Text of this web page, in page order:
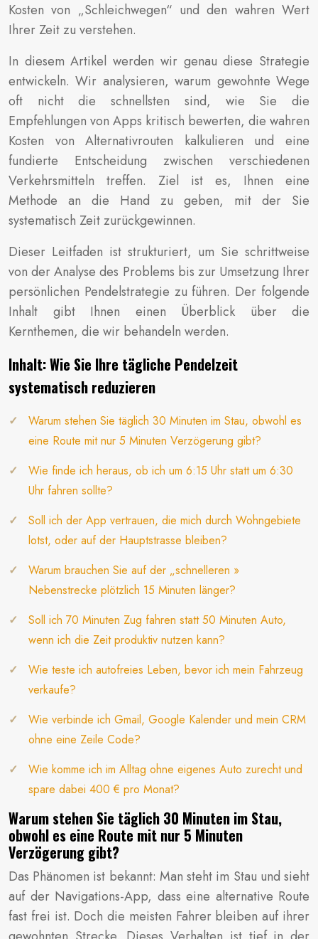
Kosten von „Schleichwegen“ und den wahren Wert
Ihrer Zeit zu verstehen.
In diesem Artikel werden wir genau diese Strategie
entwickeln. Wir analysieren, warum gewohnte Wege
oft nicht die schnellsten sind, wie Sie die
Empfehlungen von Apps kritisch bewerten, die wahren
Kosten von Alternativrouten kalkulieren und eine
fundierte Entscheidung zwischen verschiedenen
Verkehrsmitteln treffen. Ziel ist es, Ihnen eine
Methode an die Hand zu geben, mit der Sie
systematisch Zeit zurückgewinnen.
Dieser Leitfaden ist strukturiert, um Sie schrittweise
von der Analyse des Problems bis zur Umsetzung Ihrer
persönlichen Pendelstrategie zu führen. Der folgende
Inhalt gibt Ihnen einen Überblick über die
Kernthemen, die wir behandeln werden.
Inhalt: Wie Sie Ihre tägliche Pendelzeit
systematisch reduzieren
Warum stehen Sie täglich 30 Minuten im Stau, obwohl es
eine Route mit nur 5 Minuten Verzögerung gibt?
Wie finde ich heraus, ob ich um 6:15 Uhr statt um 6:30
Uhr fahren sollte?
Soll ich der App vertrauen, die mich durch Wohngebiete
lotst, oder auf der Hauptstrasse bleiben?
Warum brauchen Sie auf der „schnelleren »
Nebenstrecke plötzlich 15 Minuten länger?
Soll ich 70 Minuten Zug fahren statt 50 Minuten Auto,
wenn ich die Zeit produktiv nutzen kann?
Wie teste ich autofreies Leben, bevor ich mein Fahrzeug
verkaufe?
Wie verbinde ich Gmail, Google Kalender und mein CRM
ohne eine Zeile Code?
Wie komme ich im Alltag ohne eigenes Auto zurecht und
spare dabei 400 € pro Monat?
Warum stehen Sie täglich 30 Minuten im Stau,
obwohl es eine Route mit nur 5 Minuten
Verzögerung gibt?
Das Phänomen ist bekannt: Man steht im Stau und sieht
auf der Navigations-App, dass eine alternative Route
fast frei ist. Doch die meisten Fahrer bleiben auf ihrer